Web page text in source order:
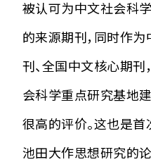
被认可为中文社会科
的来源期刊，同时作
刊、全国中文核心期
会科学重点研究基地
很高的评价。这也是首
池田大作思想研究的论